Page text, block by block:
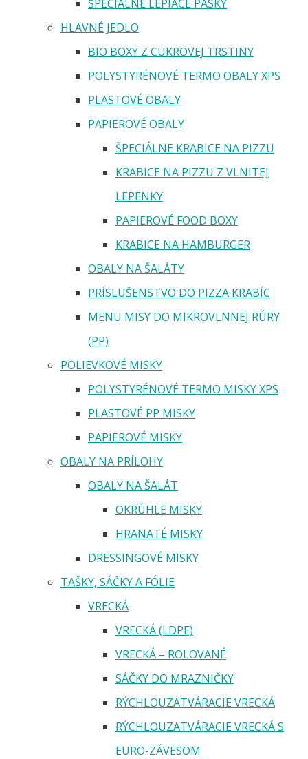
ŠPECIÁLNE LEPIACE PÁSKY
HLAVNÉ JEDLO
BIO BOXY Z CUKROVEJ TRSTINY
POLYSTYRÉNOVÉ TERMO OBALY XPS
PLASTOVÉ OBALY
PAPIEROVÉ OBALY
ŠPECIÁLNE KRABICE NA PIZZU
KRABICE NA PIZZU Z VLNITEJ
LEPENKY
PAPIEROVÉ FOOD BOXY
KRABICE NA HAMBURGER
OBALY NA ŠALÁTY
PRÍSLUŠENSTVO DO PIZZA KRABÍC
MENU MISY DO MIKROVLNNEJ RÚRY
(PP)
POLIEVKOVÉ MISKY
POLYSTYRÉNOVÉ TERMO MISKY XPS
PLASTOVÉ PP MISKY
PAPIEROVÉ MISKY
OBALY NA PRÍLOHY
OBALY NA ŠALÁT
OKRÚHLE MISKY
HRANATÉ MISKY
DRESSINGOVÉ MISKY
TAŠKY, SÁČKY A FÓLIE
VRECKÁ
VRECKÁ (LDPE)
VRECKÁ – ROLOVANÉ
SÁČKY DO MRAZNIČKY
RÝCHLOUZATVÁRACIE VRECKÁ
RÝCHLOUZATVÁRACIE VRECKÁ S
EURO-ZÁVESOM